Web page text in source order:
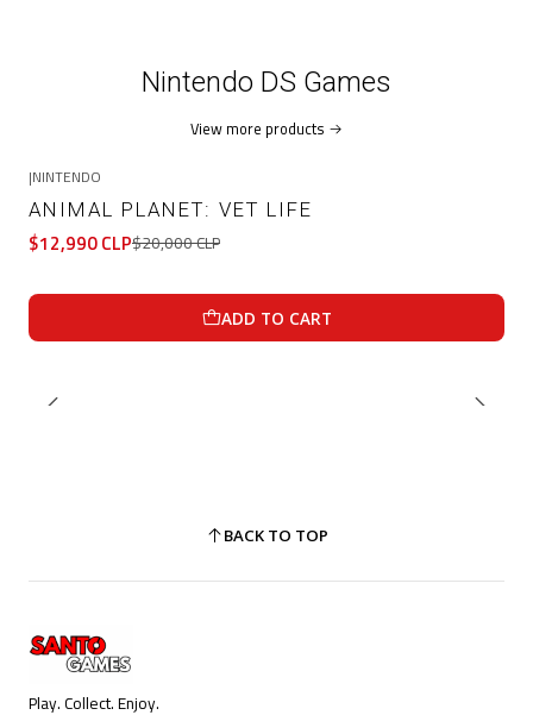
Nintendo DS Games
View more products
|NINTENDO
ANIMAL PLANET: VET LIFE
$12,990 CLP$20,000 CLP
ADD TO CART
BACK TO TOP
Play. Collect. Enjoy.